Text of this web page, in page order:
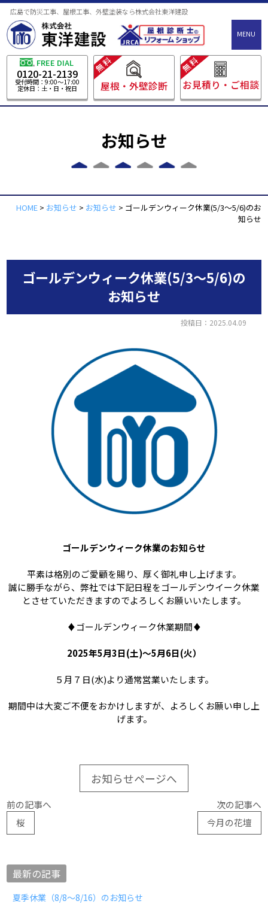
広島で防災工事、屋根工事、外壁塗装なら株式会社東洋建設
MENU
FREE DIAL
0120-21-2139
受付時間：9:00～17:00
定休日：土・日・祝日
無料
屋根・外壁診断
無料
お見積り・ご相談
お知らせ
HOME> お知らせ > お知らせ > ゴールデンウィーク休業(5/3～5/6)のお
知らせ
ゴールデンウィーク休業(5/3～5/6)の
お知らせ
投稿日：2025.04.09
ゴールデンウィーク休業のお知らせ
平素は格別のご愛顧を賜り、厚く御礼申し上げます。
誠に勝手ながら、弊社では下記日程をゴールデンウイーク休業
とさせていただきますのでよろしくお願いいたします。
♦ゴールデンウィーク休業期間♦
2025年5月3日(土)～5月6日(火）
５月７日(水)より通常営業いたします。
期間中は大変ご不便をおかけしますが、よろしくお願い申し上
げます。
お知らせページへ
前の記事へ
桜
次の記事へ
今月の花壇
最新の記事
夏季休業（8/8～8/16）のお知らせ